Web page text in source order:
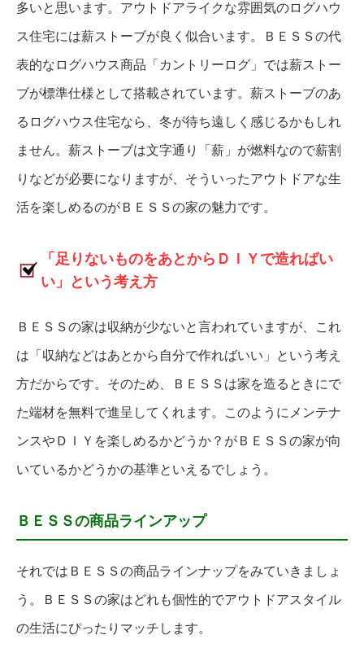
多いと思います。アウトドアライクな雰囲気のログハウ
ス住宅には薪ストーブが良く似合います。ＢＥＳＳの代
表的なログハウス商品「カントリーログ」では薪ストー
ブが標準仕様として搭載されています。薪ストーブのあ
るログハウス住宅なら、冬が待ち遠しく感じるかもしれ
ません。薪ストーブは文字通り「薪」が燃料なので薪割
りなどが必要になりますが、そういったアウトドアな生
活を楽しめるのがＢＥＳＳの家の魅力です。
「足りないものをあとからＤＩＹで造ればい
い」という考え方
ＢＥＳＳの家は収納が少ないと言われていますが、これ
は「収納などはあとから自分で作ればいい」という考え
方だからです。そのため、ＢＥＳＳは家を造るときにで
た端材を無料で進呈してくれます。このようにメンテナ
ンスやＤＩＹを楽しめるかどうか？がＢＥＳＳの家が向
いているかどうかの基準といえるでしょう。
ＢＥＳＳの商品ラインアップ
それではＢＥＳＳの商品ラインナップをみていきましょ
う。ＢＥＳＳの家はどれも個性的でアウトドアスタイル
の生活にぴったりマッチします。